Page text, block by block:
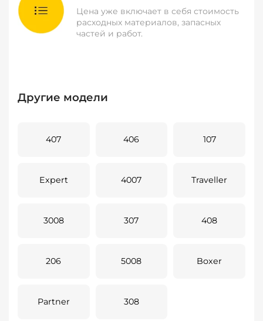
Цена уже включает в себя стоимость
расходных материалов, запасных
частей и работ.
Другие модели
407 406 107
Expert 4007 Traveller
3008 307 408
206 5008 Boxer
Partner 308